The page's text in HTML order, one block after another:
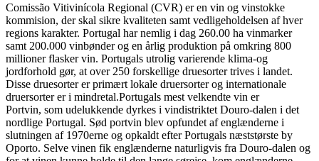
Comissão Vitivinícola Regional (CVR) er en vin og vinstokke
kommision, der skal sikre kvaliteten samt vedligeholdelsen af hver
regions karakter. Portugal har nemlig i dag 260.00 ha vinmarker
samt 200.000 vinbønder og en årlig produktion på omkring 800
millioner flasker vin. Portugals utrolig varierende klima-og
jordforhold gør, at over 250 forskellige druesorter trives i landet.
Disse druesorter er primært lokale druersorter og internationale
druersorter er i mindretal.Portugals mest velkendte vin er
Portvin, som udelukkende dyrkes i vindistriktet Douro-dalen i det
nordlige Portugal. Sød portvin blev opfundet af englænderne i
slutningen af 1970erne og opkaldt efter Portugals næststørste by
Oporto. Selve vinen fik englænderne naturligvis fra Douro-dalen og